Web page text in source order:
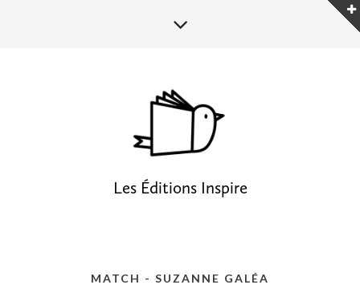
Les Éditions Inspire
MATCH - SUZANNE GALÉA